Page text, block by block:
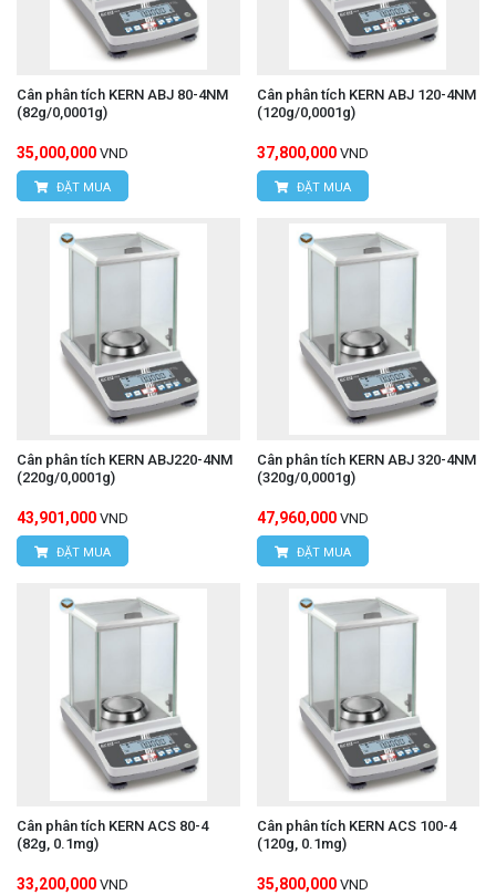
Cân phân tích KERN ABJ 80-4NM
(82g/0,0001g)
35,000,000 VND
ĐẶT MUA
Cân phân tích KERN ABJ 120-4NM
(120g/0,0001g)
37,800,000 VND
ĐẶT MUA
Cân phân tích KERN ABJ220-4NM
(220g/0,0001g)
43,901,000 VND
ĐẶT MUA
Cân phân tích KERN ABJ 320-4NM
(320g/0,0001g)
47,960,000 VND
ĐẶT MUA
Cân phân tích KERN ACS 80-4
(82g, 0.1mg)
33,200,000 VND
Cân phân tích KERN ACS 100-4
(120g, 0.1mg)
35,800,000 VND